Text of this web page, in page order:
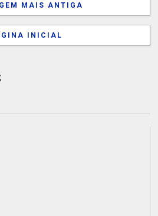
MAIS ANTIGA
INICIAL